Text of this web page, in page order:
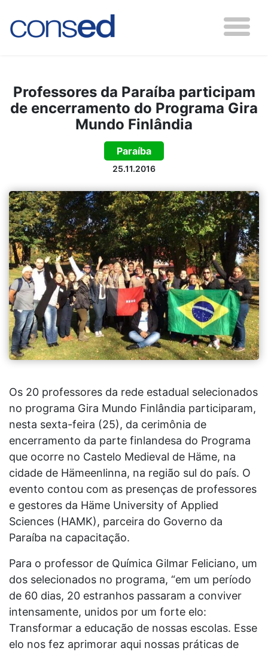
Professores da Paraíba participam
de encerramento do Programa Gira
Mundo Finlândia
Paraíba
25.11.2016
Os 20 professores da rede estadual selecionados
no programa Gira Mundo Finlândia participaram,
nesta sexta-feira (25), da cerimônia de
encerramento da parte finlandesa do Programa
que ocorre no Castelo Medieval de Häme, na
cidade de Hämeenlinna, na região sul do país. O
evento contou com as presenças de professores
e gestores da Häme University of Applied
Sciences (HAMK), parceira do Governo da
Paraíba na capacitação.
Para o professor de Química Gilmar Feliciano, um
dos selecionados no programa, “em um período
de 60 dias, 20 estranhos passaram a conviver
intensamente, unidos por um forte elo:
Transformar a educação de nossas escolas. Esse
elo nos fez aprimorar aqui nossas práticas de